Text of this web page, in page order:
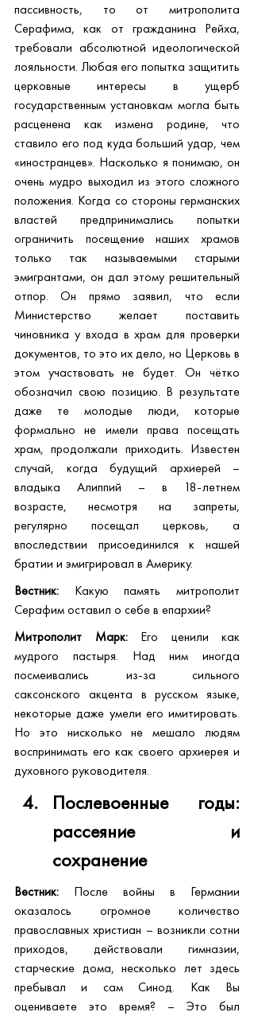
пассивность, то от митрополита
Серафима, как от гражданина Рейха,
требовали абсолютной идеологической
лояльности. Любая его попытка защитить
церковные интересы в ущерб
государственным установкам могла быть
расценена как измена родине, что
ставило его под куда больший удар, чем
«иностранцев». Насколько я понимаю, он
очень мудро выходил из этого сложного
положения. Когда со стороны германских
властей предпринимались попытки
ограничить посещение наших храмов
только так называемыми старыми
эмигрантами, он дал этому решительный
отпор. Он прямо заявил, что если
Министерство желает поставить
чиновника у входа в храм для проверки
документов, то это их дело, но Церковь в
этом участвовать не будет. Он чётко
обозначил свою позицию. В результате
даже те молодые люди, которые
формально не имели права посещать
храм, продолжали приходить. Известен
случай, когда будущий архиерей –
владыка Алиппий – в 18-летнем
возрасте, несмотря на запреты,
регулярно посещал церковь, а
впоследствии присоединился к нашей
братии и эмигрировал в Америку.
Вестник: Какую память митрополит
Серафим оставил о себе в епархии?
Митрополит Марк: Его ценили как
мудрого пастыря. Над ним иногда
посмеивались из-за сильного
саксонского акцента в русском языке,
некоторые даже умели его имитировать.
Но это нисколько не мешало людям
воспринимать его как своего архиерея и
духовного руководителя.
Послевоенные годы:
рассеяние и
сохранение
Вестник: После войны в Германии
оказалось огромное количество
православных христиан – возникли сотни
приходов, действовали гимназии,
старческие дома, несколько лет здесь
пребывал и сам Синод. Как Вы
оцениваете это время? – Это был